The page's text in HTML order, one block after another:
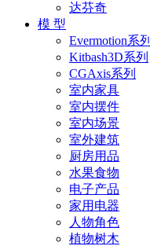
达芬奇
模 型
Evermotion系列
Kitbash3D系列
CGAxis系列
室内家具
室内摆件
室内场景
室外建筑
厨房用品
水果食物
电子产品
家用电器
人物角色
植物树木